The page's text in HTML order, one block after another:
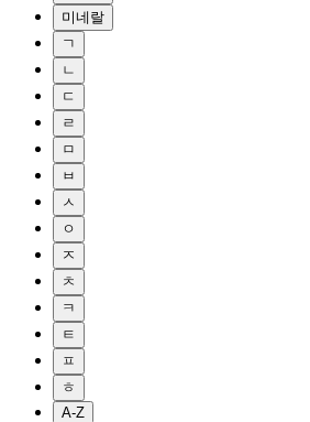
미네랄
ㄱ
ㄴ
ㄷ
ㄹ
ㅁ
ㅂ
ㅅ
ㅇ
ㅈ
ㅊ
ㅋ
ㅌ
ㅍ
ㅎ
A-Z